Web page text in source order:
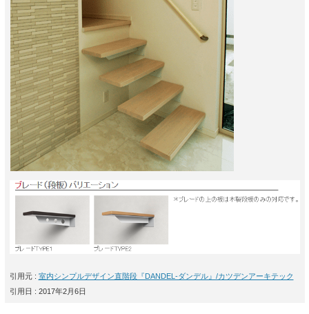
引用元 : 室内シンプルデザイン直階段『DANDEL-ダンデル』/カツデンアーキテック
引用日 : 2017年2月6日